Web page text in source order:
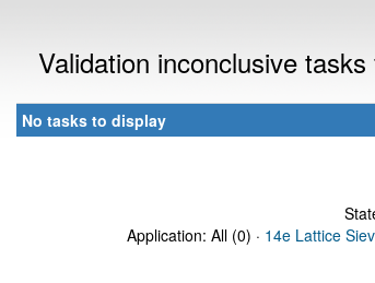
Validation inconclusive
No tasks to display
Application: All (0) · 14e Lattice